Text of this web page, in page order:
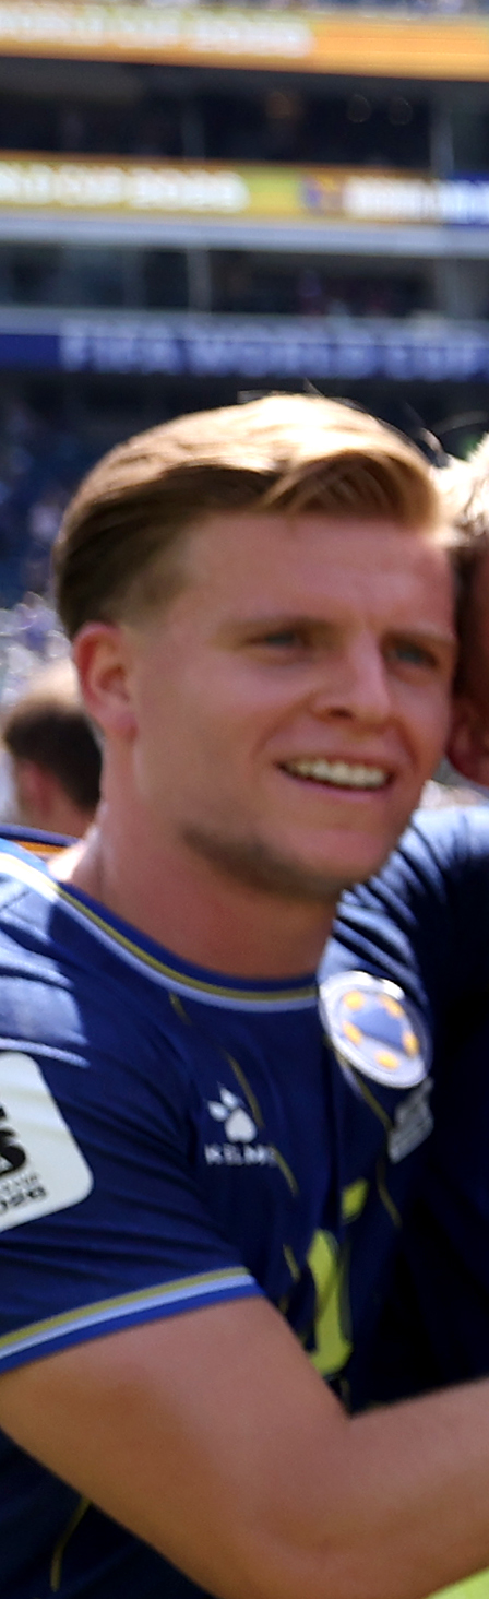
Interov novi igrač Petar Sučić (21) uzbuđen je
mogućnosti da sljedeće sezone igra u
derbiju protiv sunarodnjaka Luke Modrića (39).
Sučić je u Inter došao početkom lipnja iz Dinama
milijuna eura i već je debitirao na Klupskom
prvenstvu u SAD-u.
Prošle sezone nije uspio osvojiti hrvatsko
budući da je naslov u posljednjem kolu pripao
nakon čega je prešao u Inter. "Bilo je teško, ali to me
više motivira", izjavio je Sučić u intervjuu za
Repubblicu. "U Interu želim samome sebi
izazove. Zbog toga sam ovdje", dodao je
reprezentativac.
Sučić je rođen u Livnu, na jugozapadu
Hercegovine. "Odrastao sam na farmi, muzao sam
baka mi je platila nogometnu školu, a tata me tjerao
igri koristim obje noge", govorio je Sučić o
odrastanju tijekom kojeg je igrao za mostarski
pa iz njega 2022. došao u Dinamo.
"Nemam ničije postere. Studirao sam Modrića,
Iniestu, Xavija i Sergija Busquetsa. Sviđao mi se stil
Arsenala, ali ne želim nikoga imitirati. Želim
zapamćen po tome tko sam", izjavio je Interov
Sučić je s Interom potpisao ugovor do 2030.
Dosad je odigrao tri utakmice kao zamjena na
svjetskom prvenstvu, a pritom je ostvario
asistenciju.
Sučić je potvrdio da su mu sunarodnjaci Mateo
Ivan Perišić i Marcelo Brozović, bivši igrači
savjetovali odlazak na San Siro. Ondje bi u
sezoni mogao igrati protiv Modrića. "Gledao sam
nogomet deset godina, bilo bi fantastično igrati
njega", rekao je Sučić
#Petar Sučić #BiH